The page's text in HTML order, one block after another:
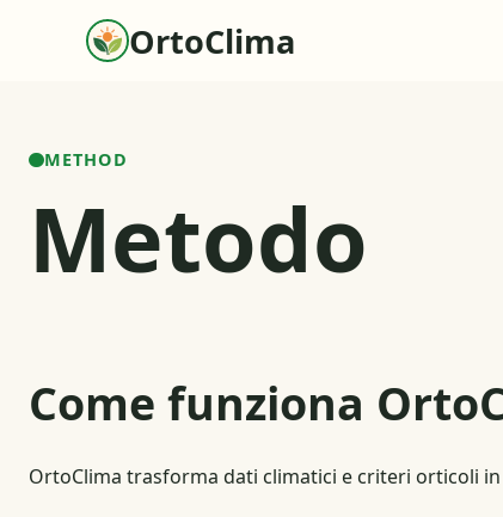
OrtoClima
METHOD
Metodo
Come funziona
OrtoClima trasforma dati climatici e criteri orticoli